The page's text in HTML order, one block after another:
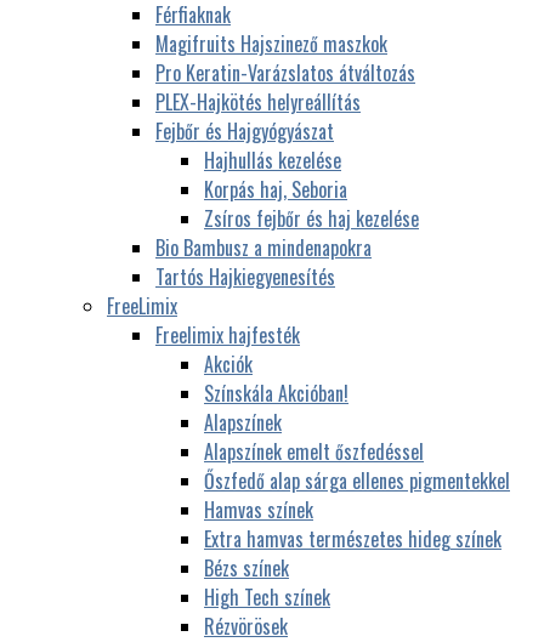
Férfiaknak
Magifruits Hajszinező maszkok
Pro Keratin-Varázslatos átváltozás
PLEX-Hajkötés helyreállítás
Fejbőr és Hajgyógyászat
Hajhullás kezelése
Korpás haj, Seboria
Zsíros fejbőr és haj kezelése
Bio Bambusz a mindenapokra
Tartós Hajkiegyenesítés
FreeLimix
Freelimix hajfesték
Akciók
Színskála Akcióban!
Alapszínek
Alapszínek emelt őszfedéssel
Őszfedő alap sárga ellenes pigmentekkel
Hamvas színek
Extra hamvas természetes hideg színek
Bézs színek
High Tech színek
Rézvörösek